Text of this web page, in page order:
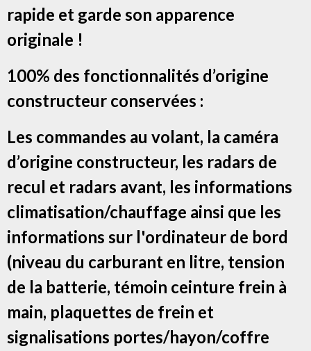
rapide et garde son apparence
originale !
100% des fonctionnalités d’origine
constructeur conservées :
Les commandes au volant, la caméra
d’origine constructeur, les radars de
recul et radars avant, les informations
climatisation/chauffage ainsi que les
informations sur l'ordinateur de bord
(niveau du carburant en litre, tension
de la batterie, témoin ceinture frein à
main, plaquettes de frein et
signalisations portes/hayon/coffre